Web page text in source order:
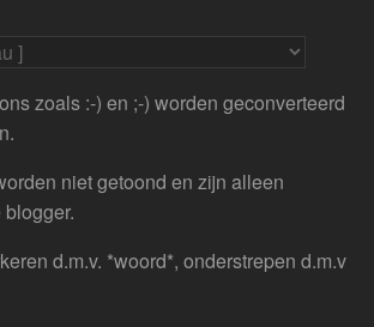
zoals :-) en ;-) worden geconverteerd
niet getoond en zijn alleen
d.m.v. *woord*, onderstrepen d.m.v